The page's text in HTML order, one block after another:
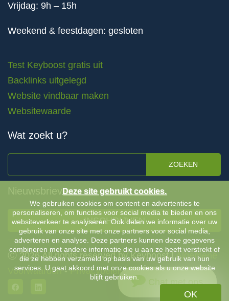
Vrijdag: 9h – 15h
Weekend & feestdagen: gesloten
Test Keyboost gratis uit
Backlinks uitgelegd
Website vindbaar maken
Websitewaarde
Wat zoekt u?
ZOEKEN
Nieuwsbrieven
INSCHRIJVEN
Ⓒ 2026 All rights reserved by Keyboost |Algemene
Voorwaarden-Privacybeleid
Chat met ons
Deze site gebruikt cookies.
We gebruiken cookies om content en advertenties te
personaliseren, om functies voor social media te bieden en ons
websiteverkeer te analyseren. Ook delen we informatie over uw
gebruik van onze site met onze partners voor social media,
adverteren en analyse. Deze partners kunnen deze gegevens
combineren met andere informatie die u aan ze heeft verstrekt of
die ze hebben verzameld op basis van uw gebruik van hun
services. U gaat akkoord met onze cookies als u onze website
blijft gebruiken.
OK